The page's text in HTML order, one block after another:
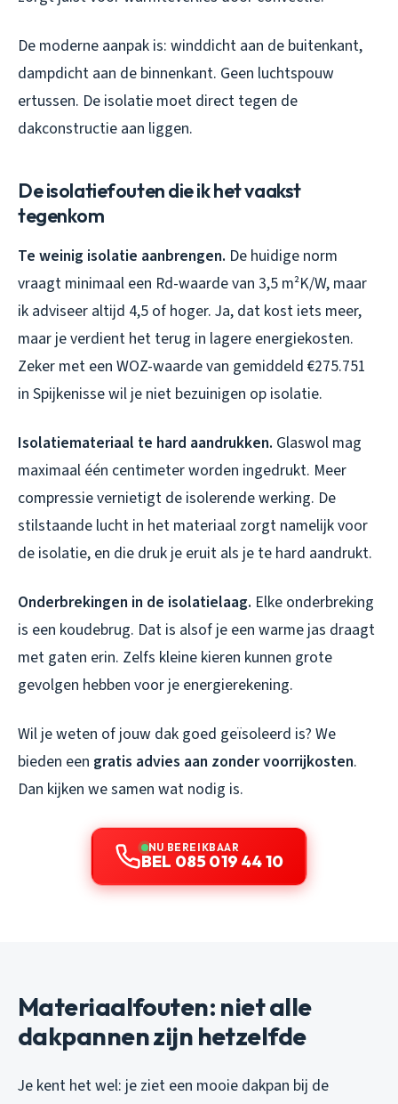
De moderne aanpak is: winddicht aan de buitenkant,
dampdicht aan de binnenkant. Geen luchtspouw
ertussen. De isolatie moet direct tegen de
dakconstructie aan liggen.
De isolatiefouten die ik het vaakst
tegenkom
Te weinig isolatie aanbrengen. De huidige norm
vraagt minimaal een Rd-waarde van 3,5 m²K/W, maar
ik adviseer altijd 4,5 of hoger. Ja, dat kost iets meer,
maar je verdient het terug in lagere energiekosten.
Zeker met een WOZ-waarde van gemiddeld €275.751
in Spijkenisse wil je niet bezuinigen op isolatie.
Isolatiemateriaal te hard aandrukken. Glaswol mag
maximaal één centimeter worden ingedrukt. Meer
compressie vernietigt de isolerende werking. De
stilstaande lucht in het materiaal zorgt namelijk voor
de isolatie, en die druk je eruit als je te hard aandrukt.
Onderbrekingen in de isolatielaag. Elke onderbreking
is een koudebrug. Dat is alsof je een warme jas draagt
met gaten erin. Zelfs kleine kieren kunnen grote
gevolgen hebben voor je energierekening.
Wil je weten of jouw dak goed geïsoleerd is? We
bieden een gratis advies aan zonder voorrijkosten.
Dan kijken we samen wat nodig is.
NU BEREIKBAAR
BEL 085 019 44 10
Materiaalfouten: niet alle
dakpannen zijn hetzelfde
Je kent het wel: je ziet een mooie dakpan bij de